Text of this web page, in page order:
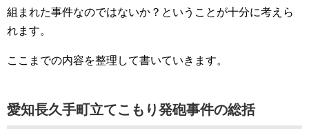
組まれた事件なのではないか？ということが十分に考えら
れます。
ここまでの内容を整理して書いていきます。
愛知長久手町立てこもり発砲事件の総括